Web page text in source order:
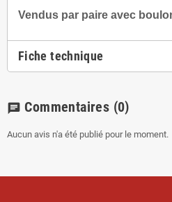
Vendus par paire avec
Fiche technique
chat Commentaires (0)
Aucun avis n'a été publié pour le moment.